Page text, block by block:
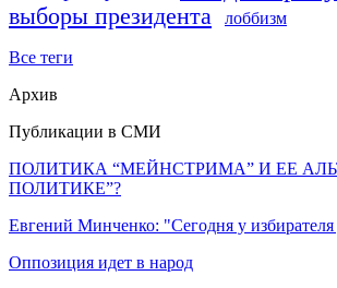
выборы президента лоббизм
Все теги
Архив
Публикации в СМИ
ПОЛИТИКА “МЕЙНСТРИМА” И ЕЕ
ПОЛИТИКЕ”?
Евгений Минченко: "Сегодня у
Оппозиция идет в народ